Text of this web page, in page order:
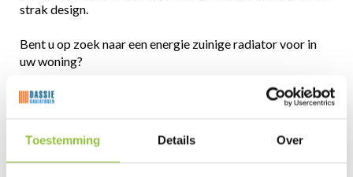
Toestemming Details Over
strak design.
Bent u op zoek naar een energie zuinige radiator voor in
uw woning?
De beste Jaga Strada radiatoren koopt u bij Dassie
de Low H2O-techniek van Jaga. De voorzijde is vlak,
waardoor uw radiator een elegante uitstraling heeft.